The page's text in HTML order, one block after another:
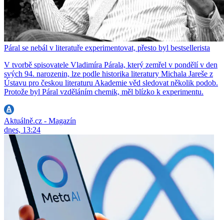
Páral se nebál v literatuře experimentovat, přesto byl bestsellerista
V tvorbě spisovatele Vladimíra Párala, který zemřel v pondělí v den
svých 94. narozenin, lze podle historika literatury Michala Jareše z
Ústavu pro českou literaturu Akademie věd sledovat několik podob.
Protože byl Páral vzděláním chemik, měl blízko k experimentu.
Aktuálně.cz - Magazín
dnes, 13:24